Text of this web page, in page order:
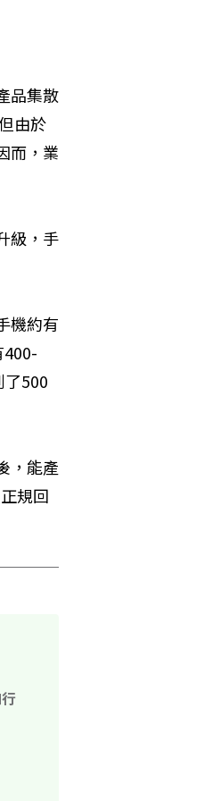
品集散
由於
而，業
級，手
機約有
500
，能產
規回